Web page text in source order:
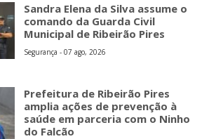
Sandra Elena da Silva assume o
comando da Guarda Civil
Municipal de Ribeirão Pires
Segurança - 07 ago, 2026
Prefeitura de Ribeirão Pires
amplia ações de prevenção à
saúde em parceria com o Ninho
do Falcão